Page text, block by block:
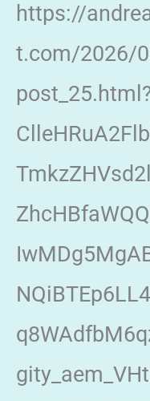
https://
t.com/2026/